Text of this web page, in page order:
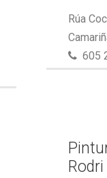
Rúa
605
Rodri